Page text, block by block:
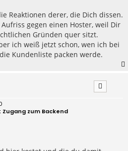
Reaktionen derer, die Dich dissen.
gegen einen Hoster, weil Dir
Gründen quer sitzt.
ich weiß jetzt schon, wen ich bei
Kundenliste packen werde.
zum Backend